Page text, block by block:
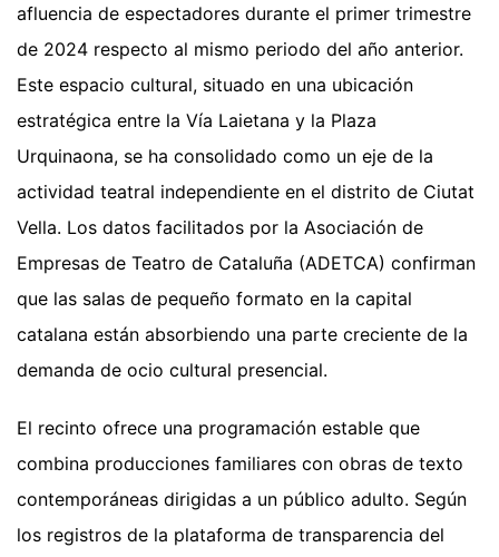
afluencia de espectadores durante el primer trimestre
de 2024 respecto al mismo periodo del año anterior.
Este espacio cultural, situado en una ubicación
estratégica entre la Vía Laietana y la Plaza
Urquinaona, se ha consolidado como un eje de la
actividad teatral independiente en el distrito de Ciutat
Vella. Los datos facilitados por la Asociación de
Empresas de Teatro de Cataluña (ADETCA) confirman
que las salas de pequeño formato en la capital
catalana están absorbiendo una parte creciente de la
demanda de ocio cultural presencial.
El recinto ofrece una programación estable que
combina producciones familiares con obras de texto
contemporáneas dirigidas a un público adulto. Según
los registros de la plataforma de transparencia del